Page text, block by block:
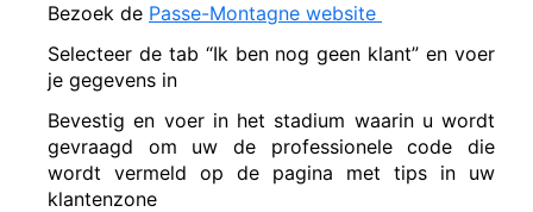
Bezoek de Passe-Montagne website
Selecteer de tab “Ik ben nog geen klant” en voer
je gegevens in
Bevestig en voer in het stadium waarin u wordt
gevraagd om uw de professionele code die
wordt vermeld op de pagina met tips in uw
klantenzone